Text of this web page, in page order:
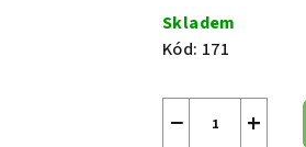
cena:
Skladem
Kód: 171
+
−